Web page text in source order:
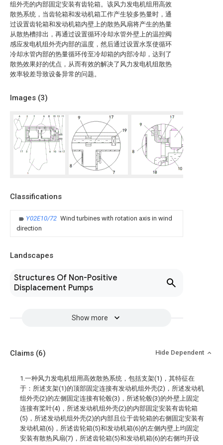
组外壳的内部固定安装有齿轮箱。该风力发电机组用高效
散热系统，当齿轮箱和发动机箱工作产生较多热量时，通
过设置齿轮箱和发动机箱内壁上的散热风扇将产生的热量
从散热槽排出，再通过设置循环冷却水管外壁上的温控阀
感应发电机组外壳内部的温度，然后通过设置水泵使循环
冷却水管内部的热量循环传至冷却箱的内部冷却，达到了
散热效果好的优点，从而有效的解决了风力发电机组散热
效率较差导致设备异常的问题。
Images (3)
Classifications
Y02E10/72 Wind turbines with rotation axis in wind
direction
Landscapes
Structures Of Non-Positive
Displacement Pumps
Show more
Claims (6) Hide Dependent
1.一种风力发电机组用高效散热系统，包括支架(1)，其特征在
于：所述支架(1)的顶部固定连接有发动机组外壳(2)，所述发动机
组外壳(2)的左侧固定连接有轮毂(3)，所述轮毂(3)的外壁上固定
连接有桨叶(4)，所述发动机组外壳(2)的内部固定安装有齿轮箱
(5)，所述发动机组外壳(2)的内部且位于齿轮箱的右侧固定安装有
发动机箱(6)，所述齿轮箱(5)和发动机箱(6)的左侧内壁上均固定
安装有散热风扇(7)，所述齿轮箱(5)和发动机箱(6)的右侧均开设